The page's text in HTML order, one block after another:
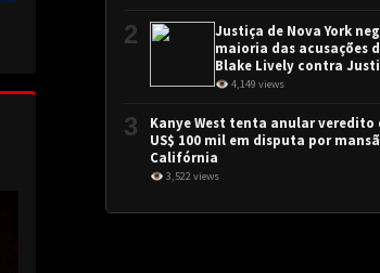
2
Justiça de Nova York
maioria das acusações
Blake Lively contra
Baldoni
👁 4,149 views
3
Kanye West tenta anular veredito
US$ 100 mil em disputa por
Califórnia
👁 3,522 views